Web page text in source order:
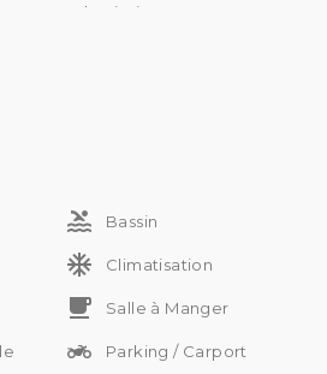
grande piscine pour une
offre le refuge parfait dans l'un
pool Bassin
ac_unit Climatisation
free_breakfast Salle à Manger
two_wheeler Parking / Carport